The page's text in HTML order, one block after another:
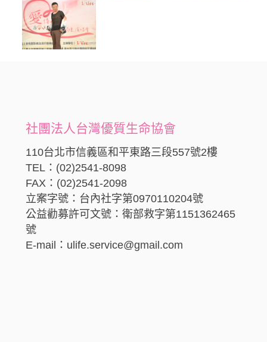
社團法人台灣優質生命協會
110台北市信義區和平東路三段557號2樓
TEL：(02)2541-8098
FAX：(02)2541-2098
立案字號：台內社字第0970110204號
公益勸募許可文號：衛部救字第1151362465
號
E-mail：ulife.service@gmail.com